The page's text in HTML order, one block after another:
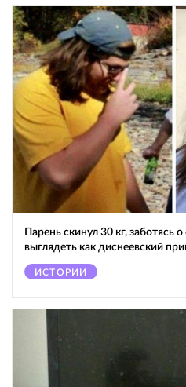
Парень скинул 30 кг, заботясь
выглядеть как диснеевский
ИСТОРИИ